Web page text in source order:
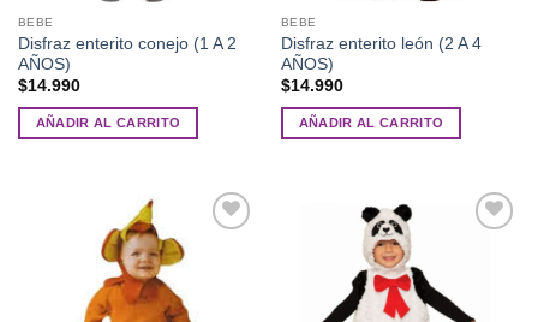
BEBE
Disfraz enterito conejo (1 A 2
AÑOS)
$14.990
AÑADIR AL CARRITO
BEBE
Disfraz enterito león (2 A 4
AÑOS)
$14.990
AÑADIR AL CARRITO